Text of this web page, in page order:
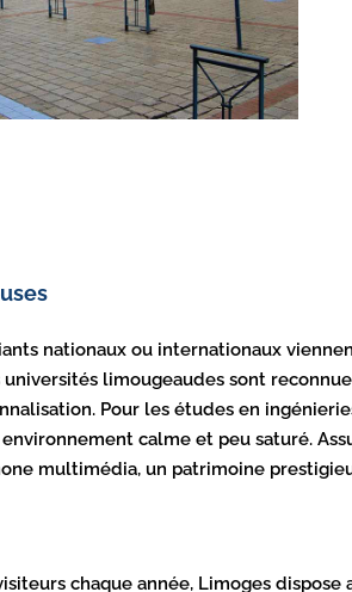
nationaux ou internationaux
universités limougeaudes sont
Pour les études en
calme et peu saturé.
multimédia, un patrimoine
chaque année, Limoges